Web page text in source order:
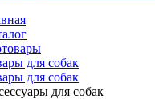
для собак
для собак
для собак